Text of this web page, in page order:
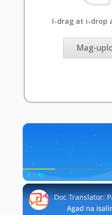
I-drag at i-drop
Mag-
Play Unmute